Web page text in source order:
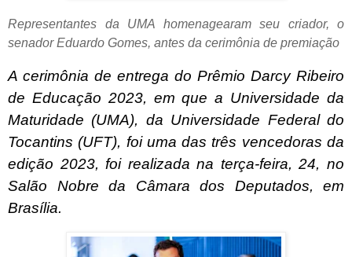
Representantes da UMA homenagearam seu criador, o
senador Eduardo Gomes, antes da cerimônia de premiação
A cerimônia de entrega do Prêmio Darcy Ribeiro
de Educação 2023, em que a Universidade da
Maturidade (UMA), da Universidade Federal do
Tocantins (UFT), foi uma das três vencedoras da
edição 2023, foi realizada na terça-feira, 24, no
Salão Nobre da Câmara dos Deputados, em
Brasília.